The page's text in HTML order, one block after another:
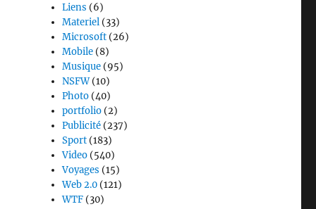
Liens (6)
Materiel (33)
Microsoft (26)
Mobile (8)
Musique (95)
NSFW(10)
Photo (40)
portfolio (2)
Publicité (237)
Sport (183)
Video (540)
Voyages (15)
Web 2.0 (121)
WTF (30)